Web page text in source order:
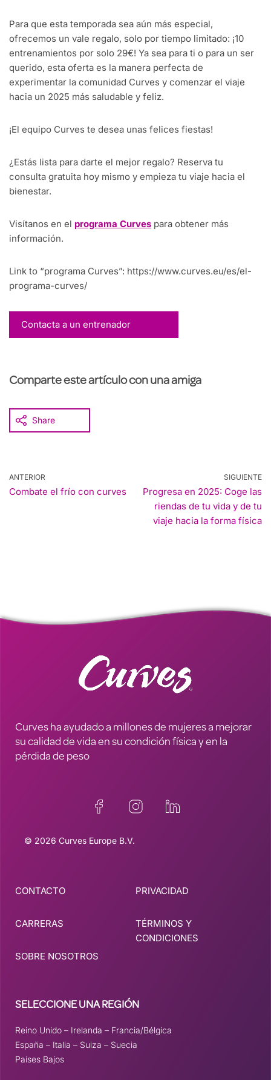
Para que esta temporada sea aún más especial,
ofrecemos un vale regalo, solo por tiempo limitado: ¡10
entrenamientos por solo 29€! Ya sea para ti o para un ser
querido, esta oferta es la manera perfecta de
experimentar la comunidad Curves y comenzar el viaje
hacia un 2025 más saludable y feliz.
¡El equipo Curves te desea unas felices fiestas!
¿Estás lista para darte el mejor regalo? Reserva tu
consulta gratuita hoy mismo y empieza tu viaje hacia el
bienestar.
Visítanos en el programa Curves para obtener más
información.
Link to “programa Curves”: https://www.curves.eu/es/el-
programa-curves/
Contacta a un entrenador
Comparte este artículo con una amiga
Share
ANTERIOR
Combate el frío con curves
SIGUIENTE
Progresa en 2025: Coge las
riendas de tu vida y de tu
viaje hacia la forma física
Curves ha ayudado a millones de mujeres a mejorar
su calidad de vida en su condición física y en la
pérdida de peso
© 2026 Curves Europe B.V.
CONTACTO
CARRERAS
SOBRE NOSOTROS
PRIVACIDAD
TÉRMINOS Y
CONDICIONES
SELECCIONE UNA REGIÓN
Reino Unido – Irelanda – Francia/Bélgica
España – Italia – Suiza – Suecia
Países Bajos